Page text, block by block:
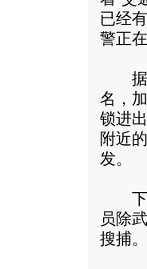
已经
警正
据一
名，
锁进
附近
发。
下午
员除
搜捕。